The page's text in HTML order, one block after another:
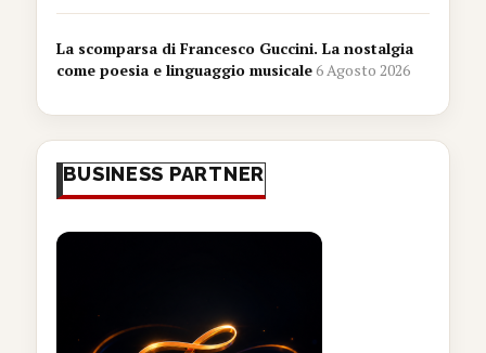
La scomparsa di Francesco Guccini. La nostalgia
come poesia e linguaggio musicale6 Agosto 2026
BUSINESS PARTNER